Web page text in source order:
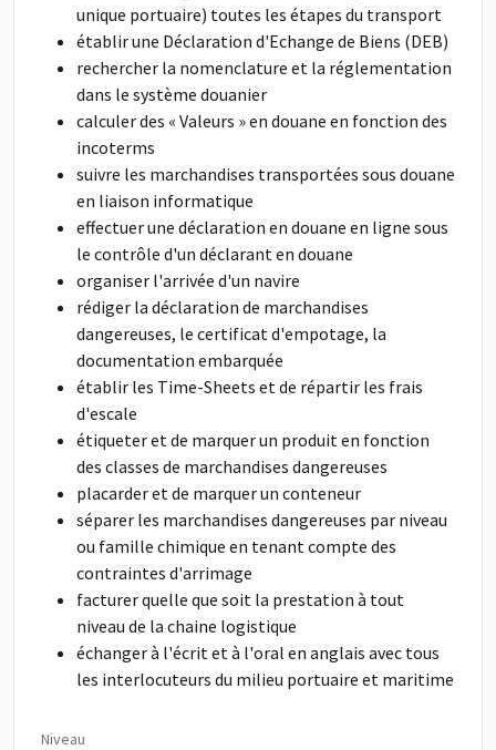
unique portuaire) toutes les étapes du transport
établir une Déclaration d'Echange de Biens (DEB)
rechercher la nomenclature et la réglementation
dans le système douanier
calculer des « Valeurs » en douane en fonction des
incoterms
suivre les marchandises transportées sous douane
en liaison informatique
effectuer une déclaration en douane en ligne sous
le contrôle d'un déclarant en douane
organiser l'arrivée d'un navire
rédiger la déclaration de marchandises
dangereuses, le certificat d'empotage, la
documentation embarquée
établir les Time-Sheets et de répartir les frais
d'escale
étiqueter et de marquer un produit en fonction
des classes de marchandises dangereuses
placarder et de marquer un conteneur
séparer les marchandises dangereuses par niveau
ou famille chimique en tenant compte des
contraintes d'arrimage
facturer quelle que soit la prestation à tout
niveau de la chaine logistique
échanger à l'écrit et à l'oral en anglais avec tous
les interlocuteurs du milieu portuaire et maritime
Niveau